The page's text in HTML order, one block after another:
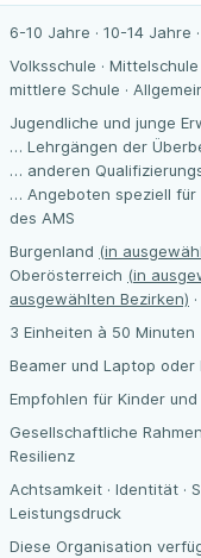
6-10 Jahre · 10-14 Jahre
Volksschule ·
mittlere Schule ·
Jugendliche und junge
… Lehrgängen der
… anderen
… Angeboten speziell für
des AMS
Burgenland (in
Oberösterreich (in
ausgewählten Bezirken)
3 Einheiten à 50 Minuten
Beamer und Laptop oder
Empfohlen für Kinder
Gesellschaftliche
Resilienz
Achtsamkeit · Identität ·
Leistungsdruck
Diese Organisation